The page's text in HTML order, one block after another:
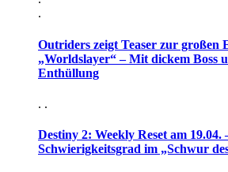
.
Outriders zeigt Teaser zur großen
„Worldslayer“ – Mit dickem Boss
Enthüllung
. .
Destiny 2: Weekly Reset am 19.04.
Schwierigkeitsgrad im „Schwur